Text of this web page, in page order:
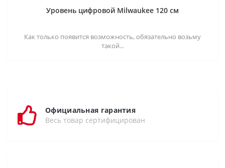
Уровень цифровой Milwaukee 120 см
Как только появится возможность, обязательно возьму
такой...
Официальная гарантия
Весь товар сертифицирован